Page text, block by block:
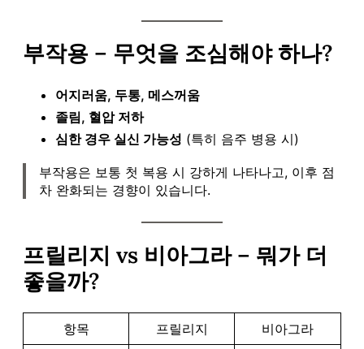
부작용 – 무엇을 조심해야 하나?
어지러움, 두통, 메스꺼움
졸림, 혈압 저하
심한 경우 실신 가능성 (특히 음주 병용 시)
부작용은 보통 첫 복용 시 강하게 나타나고, 이후 점
차 완화되는 경향이 있습니다.
프릴리지 vs 비아그라 – 뭐가 더
좋을까?
항목 프릴리지
비아그라